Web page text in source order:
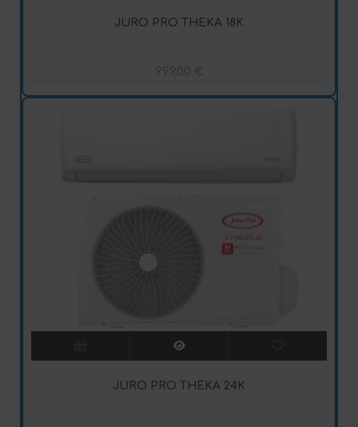
JURO PRO THEKA 18K
999,00 €
JURO PRO THEKA 24K